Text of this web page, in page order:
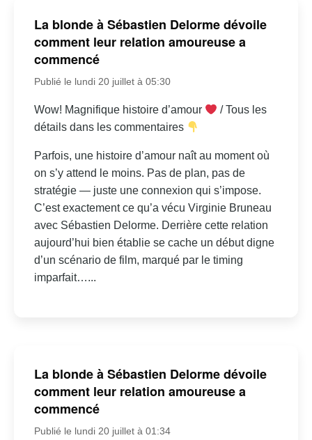
La blonde à Sébastien Delorme dévoile
comment leur relation amoureuse a
commencé
Publié le lundi 20 juillet à 05:30
Wow! Magnifique histoire d’amour
/ Tous les
détails dans les commentaires
Parfois, une histoire d’amour naît au moment où
on s’y attend le moins. Pas de plan, pas de
stratégie — juste une connexion qui s’impose.
C’est exactement ce qu’a vécu Virginie Bruneau
avec Sébastien Delorme. Derrière cette relation
aujourd’hui bien établie se cache un début digne
d’un scénario de film, marqué par le timing
imparfait…...
La blonde à Sébastien Delorme dévoile
comment leur relation amoureuse a
commencé
Publié le lundi 20 juillet à 01:34